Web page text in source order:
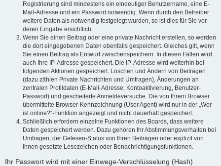
Registrierung sind mindestens ein eindeutiger Benutzername, eine E-
Mail-Adresse und ein Passwort notwendig. Wenn durch den Betreiber
weitere Daten als notwendig festgelegt wurden, so ist dies für Sie vor
deren Eingabe ersichtlich.
Wenn Sie einen Beitrag oder eine private Nachricht erstellen, so werden
die dort eingegebenen Daten ebenfalls gespeichert. Gleiches gilt, wenn
Sie einen Beitrag als Entwurf zwischenspeichern. In diesen Fällen wird
auch Ihre IP-Adresse gespeichert. Die IP-Adresse wird weiterhin bei
folgenden Aktionen gespeichert: Löschen und Ändern von Beiträgen
(dazu zählen Private Nachrichten und Umfragen), Änderungen an
zentralen Profildaten (E-Mail-Adresse, Kontoaktivierung, Benutzer-
Passwort) und gescheiterte Anmeldeversuche. Die von Ihrem Browser
übermittelte Browser-Kennzeichnung (User Agent) wird nur in der „Wer
ist online?“-Funktion angezeigt und nicht dauerhaft gespeichert.
Schließlich erfordern einzelne Funktionen des Boards, dass weitere
Daten gespeichert werden. Dazu gehören Ihr Abstimmungsverhalten bei
Umfragen, der Gelesen-Status von Ihren Beiträgen oder explizit von
Ihnen gesetzte Lesezeichen oder Benachrichtigungsfunktionen.
Ihr Passwort wird mit einer Einwege-Verschlüsselung (Hash)